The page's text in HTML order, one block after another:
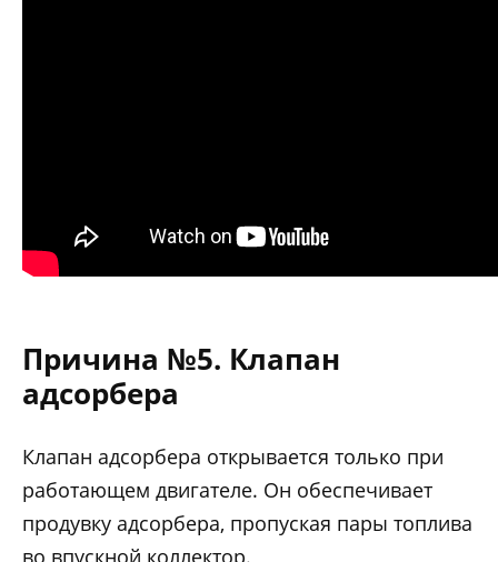
Причина №5. Клапан
адсорбера
Клапан адсорбера открывается только при
работающем двигателе. Он обеспечивает
продувку адсорбера, пропуская пары топлива